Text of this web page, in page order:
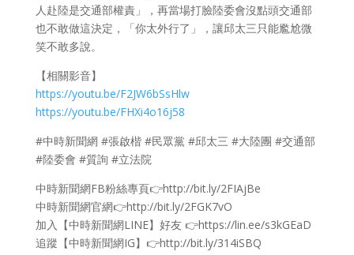
人赴陸是交通部權責」，再當場打臉陸委會沒點頭交通部
也不敢做這決定，「你太外行了」，讓邱太三只能尷尬微
笑不敢多說。
【相關影音】
https://youtu.be/F2JW6bSsHlw
https://youtu.be/FHXi4o16j58
#中時新聞網 #張啟楷 #民眾黨 #邱太三 #大陸團 #交通部
#陸委會 #質詢 #立法院
中時新聞網FB粉絲專頁👉http://bit.ly/2FIAjBe
中時新聞網官網👉http://bit.ly/2FGK7vO
加入【中時新聞網LINE】好友 👉https://lin.ee/s3kGEaD
追蹤【中時新聞網IG】👉http://bit.ly/314iSBQ